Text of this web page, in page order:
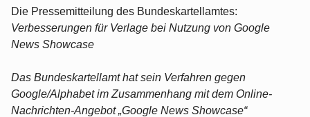
Die Pressemitteilung des Bundeskartellamtes:
Verbesserungen für Verlage bei Nutzung von Google
News Showcase
Das Bundeskartellamt hat sein Verfahren gegen
Google/Alphabet im Zusammenhang mit dem Online-
Nachrichten-Angebot „Google News Showcase“